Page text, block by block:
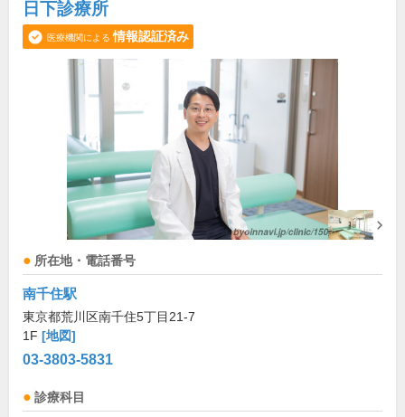
日下診療所
医療機関による 情報認証済み
所在地・電話番号
南千住駅
東京都荒川区南千住5丁目21-7
1F [地図]
03-3803-5831
診療科目